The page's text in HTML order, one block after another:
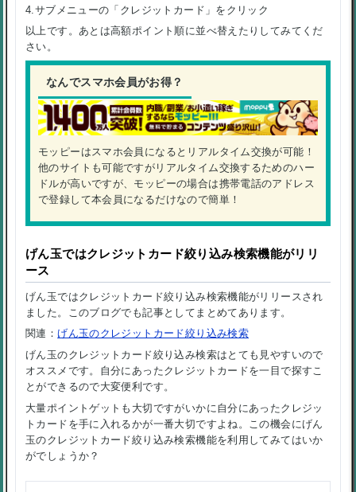
4.サブメニューの「クレジットカード」をクリック
以上です。あとは高額ポイント順に並べ替えたりしてみてくだ
さい。
なんでスマホ会員がお得？
モッピーはスマホ会員になるとリアルタイム交換が可能！
他のサイトも可能ですがリアルタイム交換するためのハー
ドルが高いですが、モッピーの場合は携帯電話のアドレス
で登録して本会員になるだけなので簡単！
げん玉ではクレジットカード絞り込み検索機能がリリ
ース
げん玉ではクレジットカード絞り込み検索機能がリリースされ
ました。このブログでも記事としてまとめてあります。
関連：げん玉のクレジットカード絞り込み検索
げん玉のクレジットカード絞り込み検索はとても見やすいので
オススメです。自分にあったクレジットカードを一目で探すこ
とができるので大変便利です。
大量ポイントゲットも大切ですがいかに自分にあったクレジッ
トカードを手に入れるかが一番大切ですよね。この機会にげん
玉のクレジットカード絞り込み検索機能を利用してみてはいか
がでしょうか？